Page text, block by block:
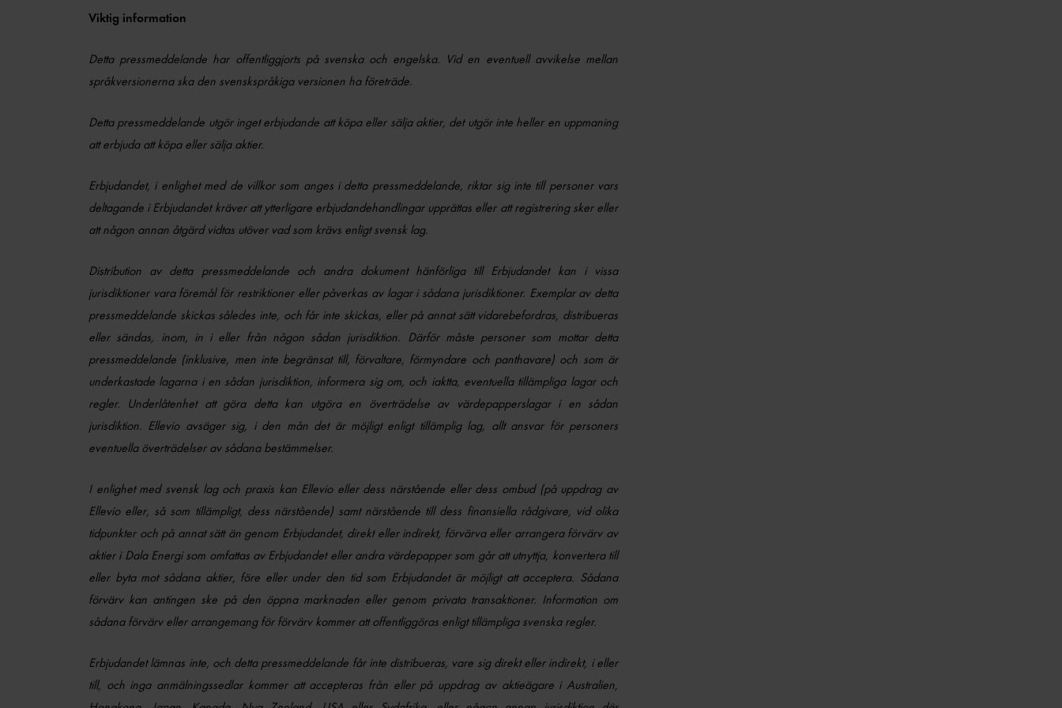
Viktig information
Detta pressmeddelande har offentliggjorts på svenska och engelska. Vid en eventuell avvikelse mellan
språkversionerna ska den svenskspråkiga versionen ha företräde.
Detta pressmeddelande utgör inget erbjudande att köpa eller sälja aktier, det utgör inte heller en uppmaning
att erbjuda att köpa eller sälja aktier.
Erbjudandet, i enlighet med de villkor som anges i detta pressmeddelande, riktar sig inte till personer vars
deltagande i Erbjudandet kräver att ytterligare erbjudandehandlingar upprättas eller att registrering sker eller
att någon annan åtgärd vidtas utöver vad som krävs enligt svensk lag.
Distribution av detta pressmeddelande och andra dokument hänförliga till Erbjudandet kan i vissa
jurisdiktioner vara föremål för restriktioner eller påverkas av lagar i sådana jurisdiktioner. Exemplar av detta
pressmeddelande skickas således inte, och får inte skickas, eller på annat sätt vidarebefordras, distribueras
eller sändas, inom, in i eller från någon sådan jurisdiktion. Därför måste personer som mottar detta
pressmeddelande (inklusive, men inte begränsat till, förvaltare, förmyndare och panthavare) och som är
underkastade lagarna i en sådan jurisdiktion, informera sig om, och iaktta, eventuella tillämpliga lagar och
regler. Underlåtenhet att göra detta kan utgöra en överträdelse av värdepapperslagar i en sådan
jurisdiktion. Ellevio avsäger sig, i den mån det är möjligt enligt tillämplig lag, allt ansvar för personers
eventuella överträdelser av sådana bestämmelser.
I enlighet med svensk lag och praxis kan Ellevio eller dess närstående eller dess ombud (på uppdrag av
Ellevio eller, så som tillämpligt, dess närstående) samt närstående till dess finansiella rådgivare, vid olika
tidpunkter och på annat sätt än genom Erbjudandet, direkt eller indirekt, förvärva eller arrangera förvärv av
aktier i Dala Energi som omfattas av Erbjudandet eller andra värdepapper som går att utnyttja, konvertera till
eller byta mot sådana aktier, före eller under den tid som Erbjudandet är möjligt att acceptera. Sådana
förvärv kan antingen ske på den öppna marknaden eller genom privata transaktioner. Information om
sådana förvärv eller arrangemang för förvärv kommer att offentliggöras enligt tillämpliga svenska regler.
Erbjudandet lämnas inte, och detta pressmeddelande får inte distribueras, vare sig direkt eller indirekt, i eller
till, och inga anmälningssedlar kommer att accepteras från eller på uppdrag av aktieägare i Australien,